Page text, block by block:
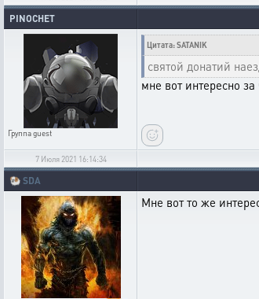
PINOCHET
Группаguest
Цитата: SATANIK
святой донатий
мне вот интересно
7 Июля 2021 16:14:34
🐏 SDA
Мне вот то же